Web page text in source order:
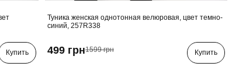
Купить
Туника женская однотонная велюровая, цвет темно-
синий, 257R338
499 грн1599 грн Купить